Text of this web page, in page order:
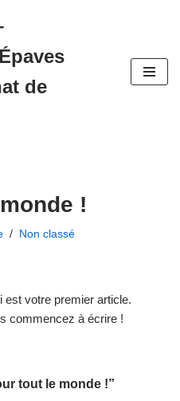
de
!
Non classé
est votre premier article.
commencez à écrire !
tout le monde !”